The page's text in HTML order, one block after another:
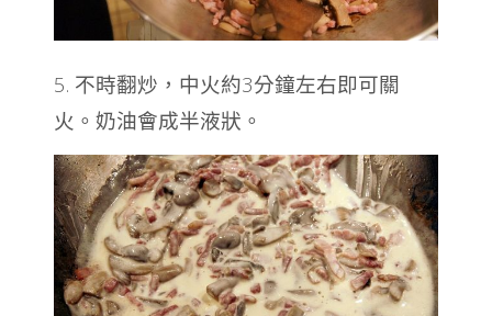
5. 不時翻炒，中火約3分鐘左右即可關
火。 奶油會成半液狀。